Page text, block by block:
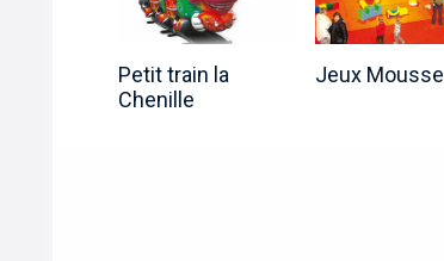
Petit train la
Chenille
Jeux Mousse